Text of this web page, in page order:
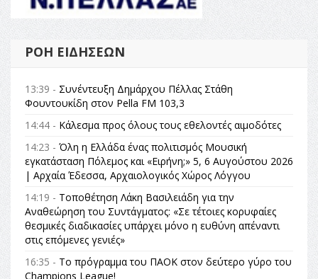
ΡΟΉ ΕΙΔΉΣΕΩΝ
13:39 - Συνέντευξη Δημάρχου Πέλλας Στάθη
Φουντουκίδη στον Pella FM 103,3
14:44 - Κάλεσμα προς όλους τους εθελοντές αιμοδότες
14:23 - Όλη η Ελλάδα ένας πολιτισμός Μουσική
εγκατάσταση Πόλεμος και «Ειρήνη;» 5, 6 Αυγούστου 2026
| Αρχαία Έδεσσα, Αρχαιολογικός Χώρος Λόγγου
14:19 - Τοποθέτηση Λάκη Βασιλειάδη για την
Αναθεώρηση του Συντάγματος: «Σε τέτοιες κορυφαίες
θεσμικές διαδικασίες υπάρχει μόνο η ευθύνη απέναντι
στις επόμενες γενιές»
16:35 - Το πρόγραμμα του ΠΑΟΚ στον δεύτερο γύρο του
Champions League!